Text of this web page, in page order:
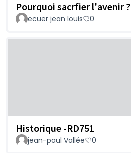
Pourquoi sacrfier l'avenir ?
ecuer jean louis 0
Historique -RD751
jean-paul Vallée 0